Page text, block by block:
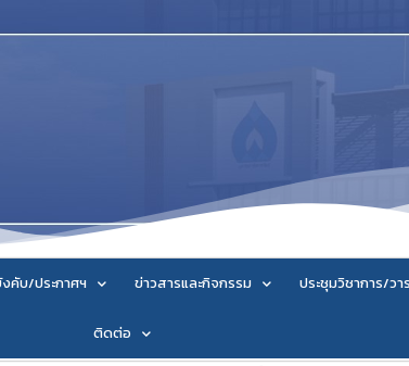
บ/ประกาศฯ ข่าวสารและกิจกรรม ประชุมวิชาการ/วา
ติดต่อ